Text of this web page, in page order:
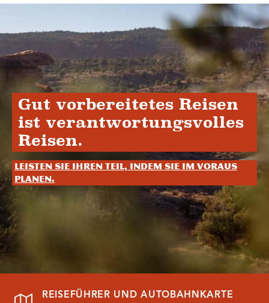
Gut vorbereitetes Reisen
ist verantwortungsvolles
Reisen.
Leisten Sie Ihren Teil, indem Sie im Voraus
planen.
REISEFÜHRER UND AUTOBAHNKARTE